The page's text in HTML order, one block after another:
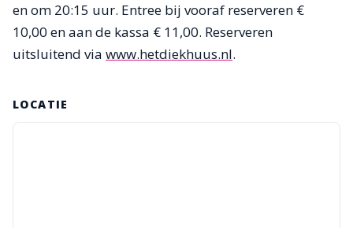
en om 20:15 uur. Entree bij vooraf reserveren €
10,00 en aan de kassa € 11,00. Reserveren
uitsluitend via www.hetdiekhuus.nl.
LOCATIE